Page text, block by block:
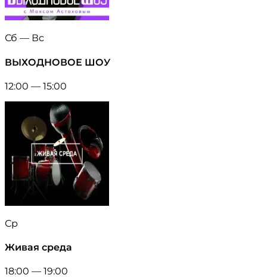
Сб — Вс
ВЫХОДНОВОЕ ШОУ
12:00 — 15:00
Ср
Живая среда
18:00 — 19:00